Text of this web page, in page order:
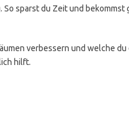
sparst du Zeit und bekommst
verbessern und welche du
hilft.